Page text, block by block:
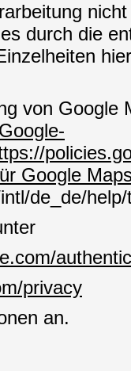
durch die
von Google
Google-
Google
de_de/
privacy
an.